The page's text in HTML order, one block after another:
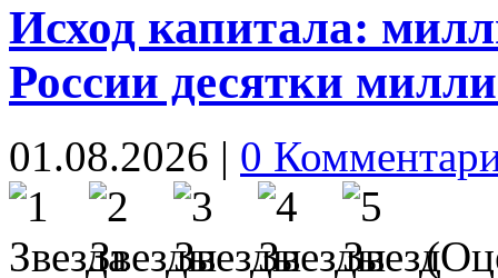
Исход капитала:
России десятки
01.08.2026 | 0